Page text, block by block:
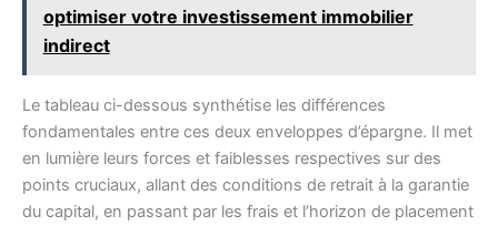
optimiser votre investissement immobilier
indirect
Le tableau ci-dessous synthétise les différences
fondamentales entre ces deux enveloppes d’épargne. Il met
en lumière leurs forces et faiblesses respectives sur des
points cruciaux, allant des conditions de retrait à la garantie
du capital, en passant par les frais et l’horizon de placement